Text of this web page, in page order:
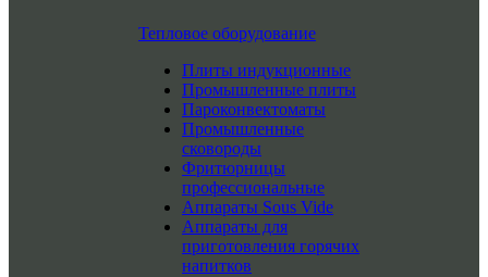
Тепловое оборудование
Плиты индукционные
Промышленные плиты
Пароконвектоматы
Промышленные
сковороды
Фритюрницы
профессиональные
Аппараты Sous Vide
Аппараты для
приготовления горячих
напитков